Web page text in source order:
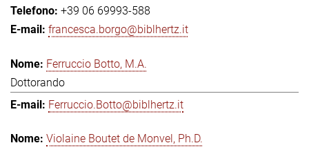
+39 06 69993-588
francesca.borgo@biblhertz.it
Ferruccio Botto, M.A.
Dottorando
Ferruccio.Botto@biblhertz.it
Violaine Boutet de Monvel, Ph.D.